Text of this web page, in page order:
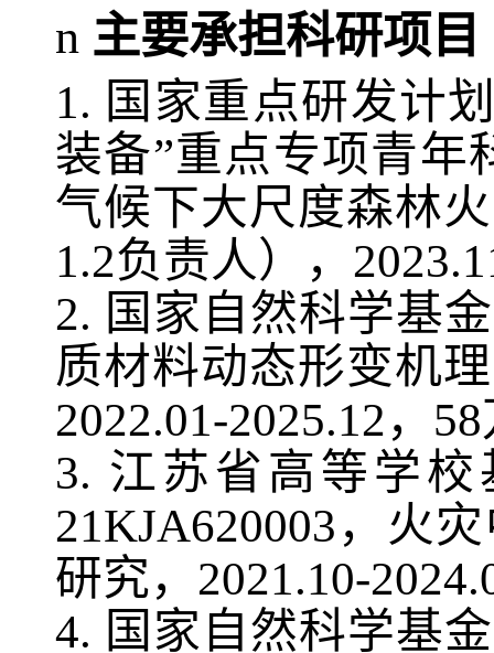
n 主要承担科研项目
1. 国家重点研发计
装备”重点专项青年
气候下大尺度森林
1.2负责人），
2. 国家自然科学基
质材料动态形变机
2022.01-2025.12， 58
3. 江苏省高等学
21KJA620003 ，火
研究， 2021.10-
4. 国家自然科学基